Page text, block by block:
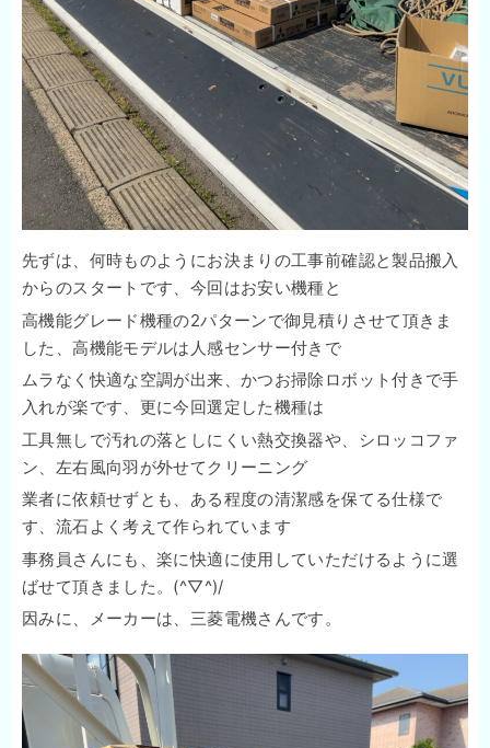
先ずは、何時ものようにお決まりの工事前確認と製品搬入
からのスタートです、今回はお安い機種と
高機能グレード機種の2パターンで御見積りさせて頂きま
した、高機能モデルは人感センサー付きで
ムラなく快適な空調が出来、かつお掃除ロボット付きで手
入れが楽です、更に今回選定した機種は
工具無しで汚れの落としにくい熱交換器や、シロッコファ
ン、左右風向羽が外せてクリーニング
業者に依頼せずとも、ある程度の清潔感を保てる仕様で
す、流石よく考えて作られています
事務員さんにも、楽に快適に使用していただけるように選
ばせて頂きました。(^▽^)/
因みに、メーカーは、三菱電機さんです。